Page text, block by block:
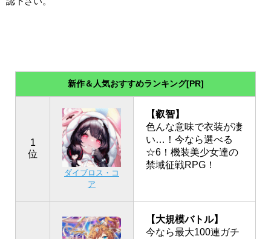
新作＆人気おすすめランキング[PR]
1
位
ダイブロス・コ
ア
【叡智】
色んな意味で衣装が凄
い…！今なら選べる
☆6！機装美少女達の
禁域征戦RPG！
【大規模バトル】
今なら最大100連ガチ